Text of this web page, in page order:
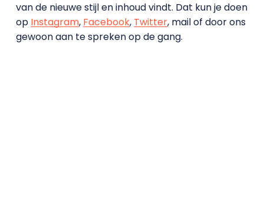
van de nieuwe stijl en inhoud vindt. Dat kun je doen
op Instagram, Facebook, Twitter, mail of door ons
gewoon aan te spreken op de gang.